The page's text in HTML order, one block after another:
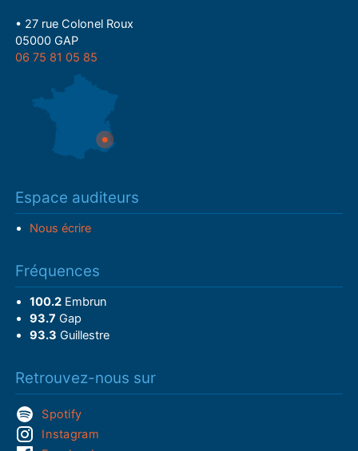
• 27 rue Colonel Roux
05000 GAP
06 75 81 05 85
Espace auditeurs
Nous écrire
Fréquences
100.2Embrun
93.7 Gap
93.3 Guillestre
Retrouvez-nous sur
Spotify
Instagram